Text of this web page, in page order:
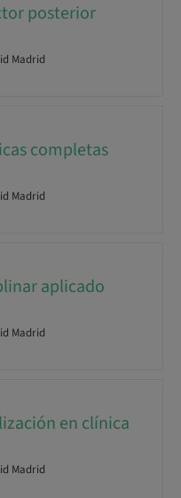
posterior
Madrid
completas
Madrid
aplicado
Madrid
en clínica
Madrid